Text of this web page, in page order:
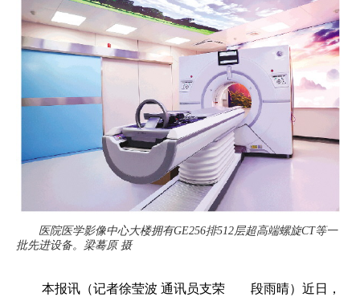
医院医学影像中心大楼拥有GE256排512层超高端螺旋CT等一
批先进设备。梁蓦原 摄
本报讯（记者徐莹波 通讯员支荣 段雨晴）近日，